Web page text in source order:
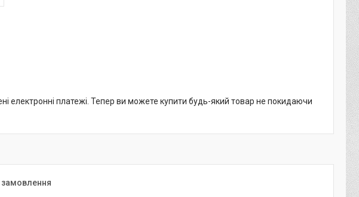
електронні платежі. Тепер ви можете купити будь-який товар не покидаючи
замовлення